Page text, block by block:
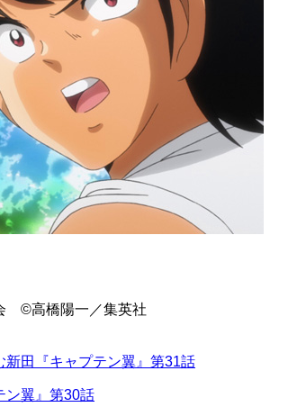
©高橋陽一／集英社
新田『キャプテン翼』第31話
ン翼』第30話